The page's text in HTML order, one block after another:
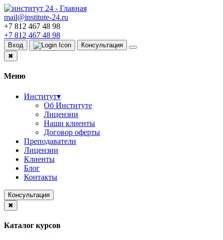
mail@institute-24.ru
+7 812 467 48 98
+7 812 467 48 98
Вход
Консультация
✖
Меню
Институт▾
Об Институте
Лицензии
Наши клиенты
Договор оферты
Преподаватели
Лицензии
Клиенты
Блог
Контакты
Консультация
✖
Каталог курсов